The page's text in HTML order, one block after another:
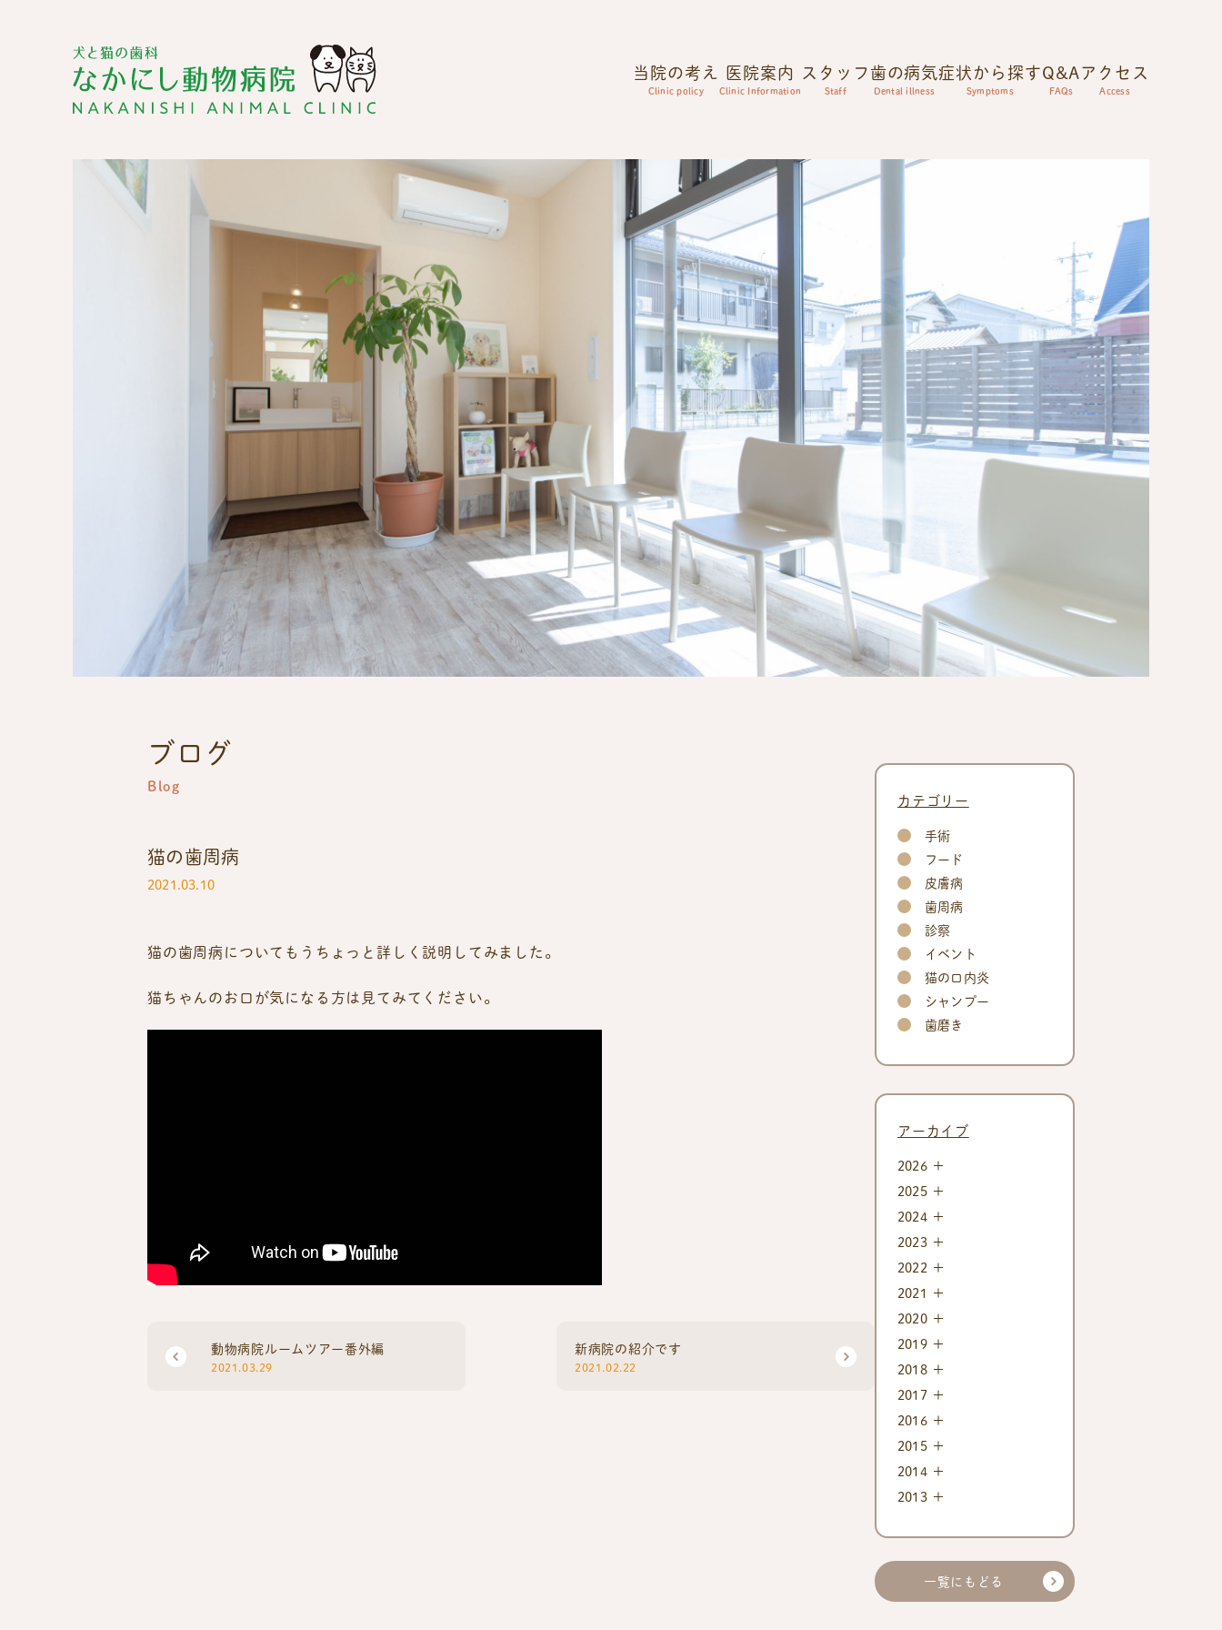
当院の考え
Clinic policy
医院案内
Clinic Information
スタッフ
Staff
歯の病気
Dental illness
症状から探す
Symptoms
Q&A
FAQs
アクセス
Access
ブログ
Blog
猫の歯周病
2021.03.10
猫の歯周病についてもうちょっと詳しく説明してみました。
猫ちゃんのお口が気になる方は見てみてください。
動物病院ルームツアー番外編
2021.03.29
新病院の紹介です
2021.02.22
カテゴリー
手術
フード
皮膚病
歯周病
診察
イベント
猫の口内炎
シャンプー
歯磨き
アーカイブ
2026
2025
2024
2023
2022
2021
2020
2019
2018
2017
2016
2015
2014
2013
一覧にもどる